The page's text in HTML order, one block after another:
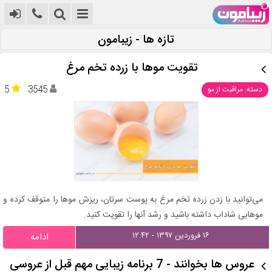
تازه ها - زیبامون
تقویت مو‌ها با زرده تخم مرغ
دسته: مراقبت از مو 5 3545
می‌توانید با زدن زرده تخم مرغ به پوست سرتان، ریزش موها را متوقف کرده و
موهایی شاداب داشته باشید و رشد آنها را تقویت کنید.
۱۶ فروردین ۱۳۹۷ - ۱۲:۴۲ ادامه
عروس ها بخوانند - 7 برنامه زیبایی مهم قبل از عروسی